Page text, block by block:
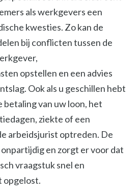
als werkgevers een
kwesties. Zo kan de
bij conflicten tussen de
opstellen en een advies
Ook als u geschillen hebt
betaling van uw loon, het
ziekte of een
arbeidsjurist optreden. De
en zorgt er voor dat
vraagstuk snel en
opgelost.